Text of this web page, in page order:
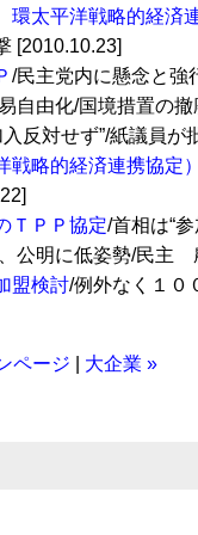
太平洋戦略的経済
[2010.10.23]
/民主党内に懸念と強
自由化/国境措置の
入反対せず”/紙議員
戦略的経済連携協定
ＴＰＰ協定/首相は“
公明に低姿勢/民主
盟検討/例外なく１０
ページ 大企業 »